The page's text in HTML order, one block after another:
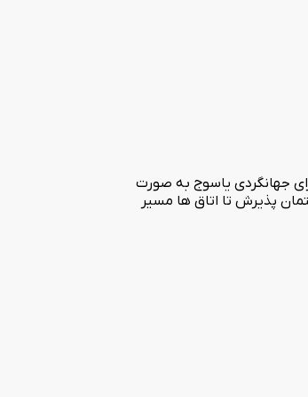
واحد های اقامتی در مهمانسرای جهانگردی یاسوج به صورت
پذیرش تا اتاق ها مسیر